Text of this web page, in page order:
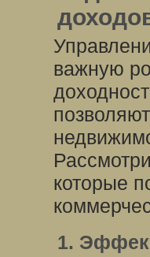
важную
которые
1.